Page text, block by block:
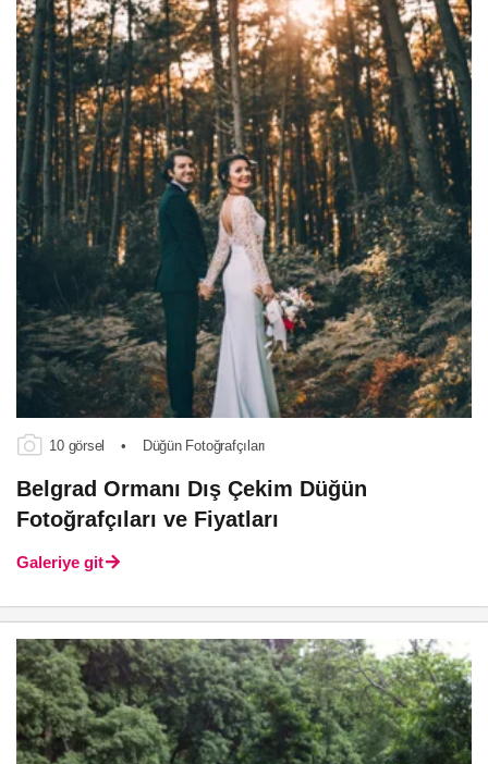
10 görsel • Düğün Fotoğrafçıları
Belgrad Ormanı Dış Çekim Düğün
Fotoğrafçıları ve Fiyatları
Galeriye git